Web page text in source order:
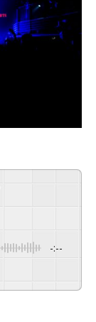
-:--